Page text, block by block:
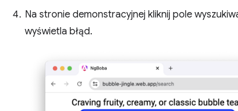
Na stronie demonstracyjnej kliknij pole
wyświetla błąd.